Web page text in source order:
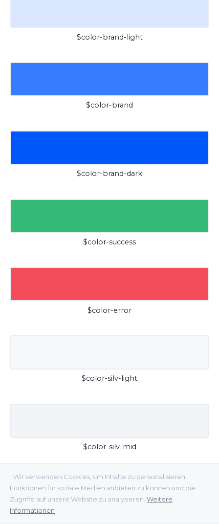
Wir verwenden Cookies, um Inhalte zu personalisieren,
Funktionen für soziale Medien anbieten zu können und die
Zugriffe auf unsere Website zu analysieren. Weitere
Informationen
$color-brand-light
$color-brand
$color-brand-dark
$color-success
$color-error
$color-silv-light
$color-silv-mid